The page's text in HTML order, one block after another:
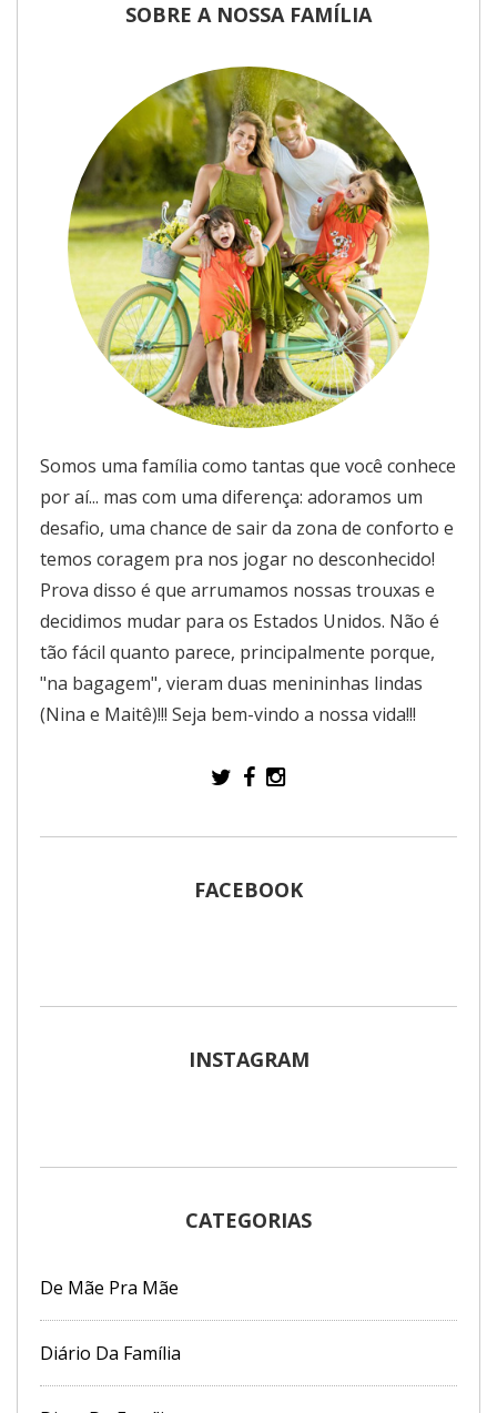
SOBRE A NOSSA FAMÍLIA
Somos uma família como tantas que você conhece
por aí... mas com uma diferença: adoramos um
desafio, uma chance de sair da zona de conforto e
temos coragem pra nos jogar no desconhecido!
Prova disso é que arrumamos nossas trouxas e
decidimos mudar para os Estados Unidos. Não é
tão fácil quanto parece, principalmente porque,
"na bagagem", vieram duas menininhas lindas
(Nina e Maitê)!!! Seja bem-vindo a nossa vida!!!
FACEBOOK
INSTAGRAM
CATEGORIAS
De Mãe Pra Mãe
Diário Da Família